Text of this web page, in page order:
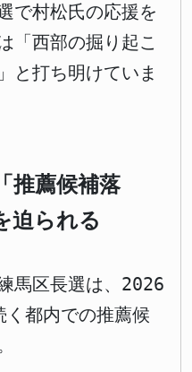
で村松氏の応援を
「西部の掘り起こ
と打ち明けていま
推薦候補落
迫られる
馬区長選は、2026
都内での推薦候